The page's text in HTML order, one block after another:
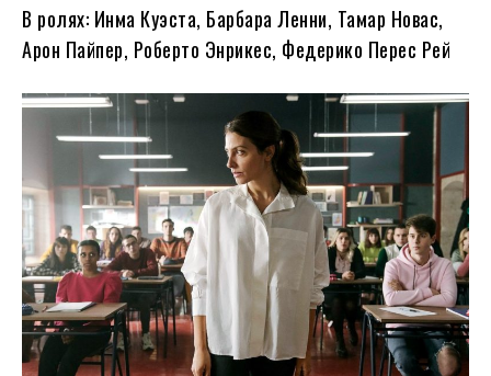
В ролях: Инма Куэста, Барбара Ленни, Тамар Новас,
Арон Пайпер, Роберто Энрикес, Федерико Перес Рей